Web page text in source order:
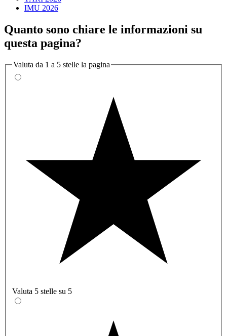
IMU 2026
Quanto sono chiare le informazioni su
questa pagina?
Valuta da 1 a 5 stelle la pagina
Valuta 5 stelle su 5